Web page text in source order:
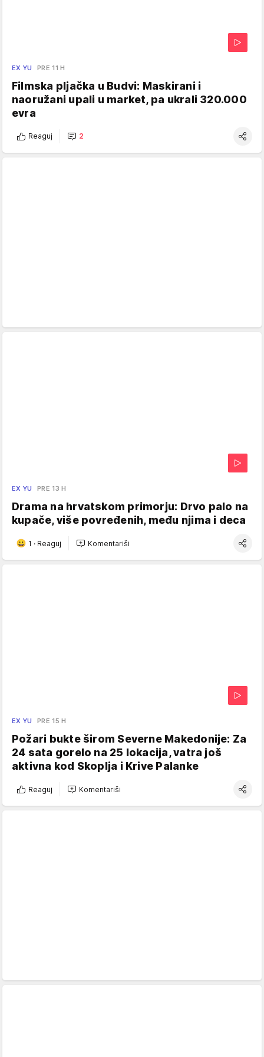
EX YU PRE 11 H
Filmska pljačka u Budvi: Maskirani i
naoružani upali u market, pa ukrali 320.000
evra
Reaguj 2
EX YU PRE 13 H
Drama na hrvatskom primorju: Drvo palo na
kupače, više povređenih, među njima i deca
1 · Reaguj Komentariši
EX YU PRE 15 H
Požari bukte širom Severne Makedonije: Za
24 sata gorelo na 25 lokacija, vatra još
aktivna kod Skoplja i Krive Palanke
Reaguj Komentariši